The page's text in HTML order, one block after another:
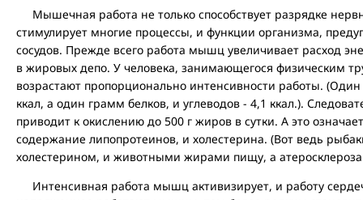
Мышечная работа не только способствует разрядке
стимулирует многие процессы, и функции организма,
сосудов. Прежде всего работа мышц увеличивает расход
в жировых депо. У человека, занимающегося физическим
возрастают пропорционально интенсивности работы.
ккал, а один грамм белков, и углеводов - 4,1 ккал.).
приводит к окислению до 500 г жиров в сутки. А это
содержание липопротеинов, и холестерина. (Вот ведь
холестерином, и животными жирами пищу, а
Интенсивная работа мышц активизирует, и работу